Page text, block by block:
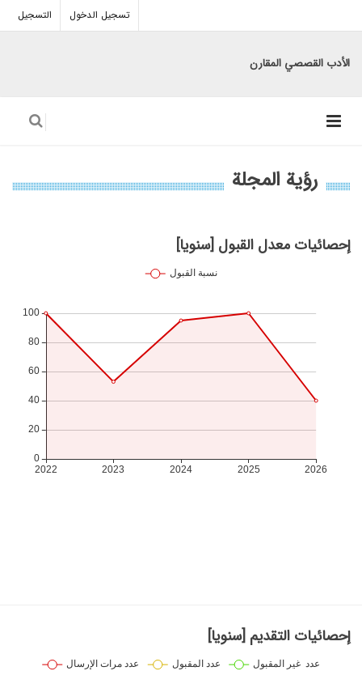
تسجيل الدخول التسجيل
الأدب القصصي المقارن
رؤية المجلة
إحصائيات معدل القبول [سنويا]
إحصائيات التقديم [سنويا]